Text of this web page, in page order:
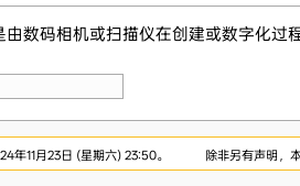
数码相机或扫描仪在创建或数字化
年11月23日 (星期六) 23:50。 除非另有声明，